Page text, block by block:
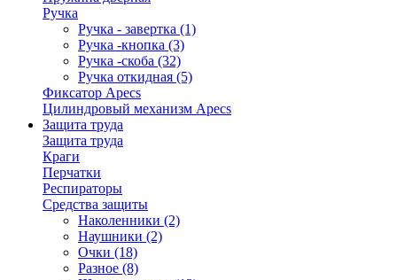
Ручка
Ручка - завертка (1)
Ручка -кнопка (3)
Ручка -скоба (32)
Ручка откидная (5)
Фиксатор Apecs
Цилиндровый механизм Apecs
Защита труда
Защита труда
Краги
Перчатки
Респираторы
Средства защиты
Наколенники (2)
Наушники (2)
Очки (18)
Разное (8)